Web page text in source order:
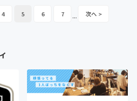
ください！＼ 参加者25...
4 5 6 7 ...